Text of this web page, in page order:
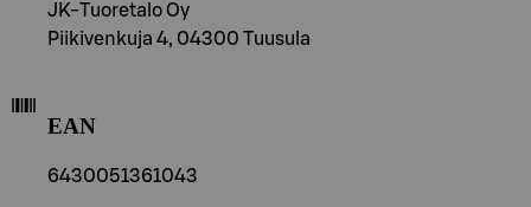
JK-Tuoretalo Oy
Piikivenkuja 4, 04300 Tuusula
EAN
6430051361043